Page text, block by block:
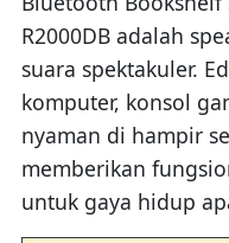
R2000DB adalah
suara spektakuler.
komputer, konsol
nyaman di hampir
memberikan
untuk gaya hidup